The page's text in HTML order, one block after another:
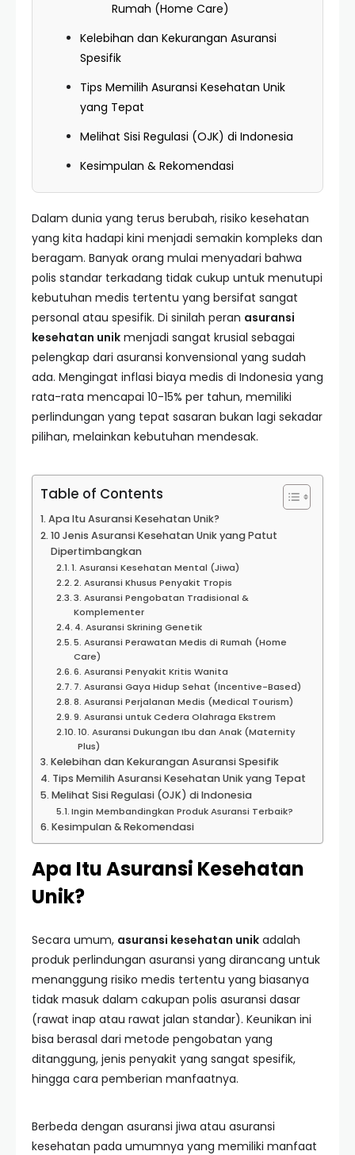
Rumah (Home Care)
Kelebihan dan Kekurangan Asuransi
Spesifik
Tips Memilih Asuransi Kesehatan Unik
yang Tepat
Melihat Sisi Regulasi (OJK) di Indonesia
Kesimpulan & Rekomendasi
Dalam dunia yang terus berubah, risiko kesehatan
yang kita hadapi kini menjadi semakin kompleks dan
beragam. Banyak orang mulai menyadari bahwa
polis standar terkadang tidak cukup untuk menutupi
kebutuhan medis tertentu yang bersifat sangat
personal atau spesifik. Di sinilah peran asuransi
kesehatan unik menjadi sangat krusial sebagai
pelengkap dari asuransi konvensional yang sudah
ada. Mengingat inflasi biaya medis di Indonesia yang
rata-rata mencapai 10-15% per tahun, memiliki
perlindungan yang tepat sasaran bukan lagi sekadar
pilihan, melainkan kebutuhan mendesak.
Table of Contents
Apa Itu Asuransi Kesehatan Unik?
10 Jenis Asuransi Kesehatan Unik yang Patut
Dipertimbangkan
1. Asuransi Kesehatan Mental (Jiwa)
2. Asuransi Khusus Penyakit Tropis
3. Asuransi Pengobatan Tradisional &
Komplementer
4. Asuransi Skrining Genetik
5. Asuransi Perawatan Medis di Rumah (Home
Care)
6. Asuransi Penyakit Kritis Wanita
7. Asuransi Gaya Hidup Sehat (Incentive-Based)
8. Asuransi Perjalanan Medis (Medical Tourism)
9. Asuransi untuk Cedera Olahraga Ekstrem
10. Asuransi Dukungan Ibu dan Anak (Maternity
Plus)
Kelebihan dan Kekurangan Asuransi Spesifik
Tips Memilih Asuransi Kesehatan Unik yang Tepat
Melihat Sisi Regulasi (OJK) di Indonesia
Ingin Membandingkan Produk Asuransi Terbaik?
Kesimpulan & Rekomendasi
Apa Itu Asuransi Kesehatan
Unik?
Secara umum, asuransi kesehatan unik adalah
produk perlindungan asuransi yang dirancang untuk
menanggung risiko medis tertentu yang biasanya
tidak masuk dalam cakupan polis asuransi dasar
(rawat inap atau rawat jalan standar). Keunikan ini
bisa berasal dari metode pengobatan yang
ditanggung, jenis penyakit yang sangat spesifik,
hingga cara pemberian manfaatnya.
Berbeda dengan asuransi jiwa atau asuransi
kesehatan pada umumnya yang memiliki manfaat